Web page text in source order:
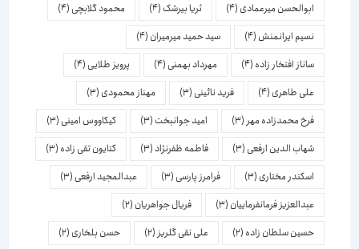
ابوالحسن میرعمادی(4) ثریا بیرشک(4) محمود گلابچی(4)
نسیم ایرانمنش(4) سید حمید میرمیران(4)
ساناز افتخار زاده(4) مهرداد بهمنی(4) پرویز طلایی(4)
علی طاهری(4) فرید نائینی(3) مهناز محمودی(3)
فرخ محمدزاده مهر (3) امید جوانبخت(3) کیکاووس امینی(3)
شهاب الدین ارفعی(3) فاطمه ظفرنژاد(3) کتایون تقی زاده(3)
اسكندر مختاری(3) فرامرز پارسی(3) عبدالمجید ارفعی(3)
عبدالعزیز فرمانفرماییان(3) فریال جواهریان(2)
حسین سلطان زاده(2) علی نقی گلریز(2) حسن بلخاری(2)